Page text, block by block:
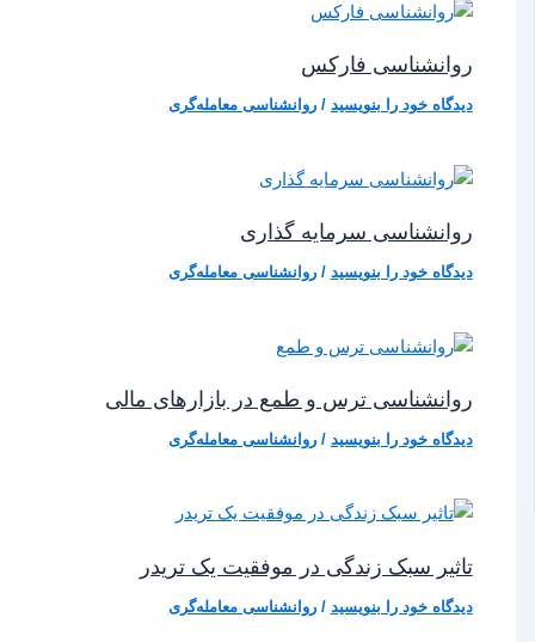
روانشناسی فارکس
دیدگاه‌ خود را بنویسید /روانشناسی معامله‌گری
روانشناسی سرمایه‌ گذاری
دیدگاه‌ خود را بنویسید /روانشناسی معامله‌گری
روانشناسی ترس و طمع در بازارهای مالی
دیدگاه‌ خود را بنویسید /روانشناسی معامله‌گری
تاثیر سبک زندگی در موفقیت یک تریدر
دیدگاه‌ خود را بنویسید /روانشناسی معامله‌گری